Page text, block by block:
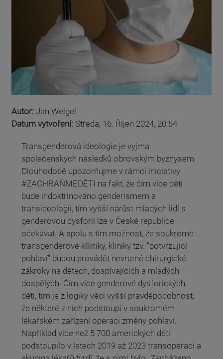
Autor: Jan Weigel
Datum vytvoření: Středa, 16. Říjen 2024, 20:54
Transgenderová ideologie je vyjma
společenských následků obrovským byznysem.
Dlouhodobě upozorňujme v rámci iniciativy
#ZACHRAŇMEDĚTI na fakt, že čím více dětí
bude indoktrinováno genderismem a
transideologií, tím vyšší nárůst mladých lidí s
genderovou dysforií lze v České republice
očekávat. A spolu s tím možnost, že soukromé
transgenderové klliniky, kliniky tzv. "potvrzující
pohlaví" budou provádět nevratné chirurgické
zákroky na dětech, dospívajících a mladých
dospělých. Čím více genderově dysforických
dětí, tím je z logiky věci vyšší pravděpodobnost,
že některé z nich podstoupí v soukromém
lékařském zařízení operaci změny pohlaví.
Například více než 5 700 amerických dětí
podstoupilo v letech 2019 až 2023 transoperaci a